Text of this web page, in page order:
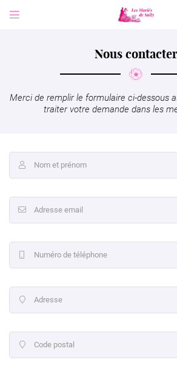

5 Boulevard du Champs de Foire
Code Captcha
Rafraîchir le captcha
En cochant cette case, vous consentez à recevoir nos
Inscription
Nous contacter
Merci de remplir le formulaire ci-dessous
traiter votre demande dans les
 Nom et prénom
 Adresse email
Numéro de téléphone
 Adresse
 Code postal